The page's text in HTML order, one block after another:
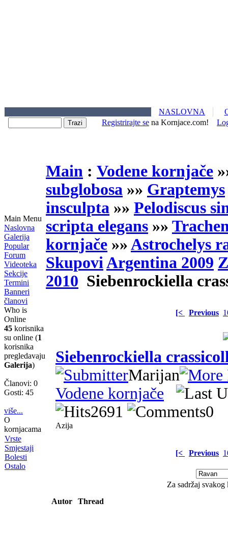
NASLOVNA
Registrirajte se na Kornjace.com!
Main Menu
Naslovna
Galerija
Popular
Forum
Videoteka
Sekcije
Termini
Banneri
članovi
Who is
Online
45 korisnika
su online (1
korisnika
pregledavaju
Galerija)
Članovi: 0
Gosti: 45
više...
O
kornjacama
Vrste
Smjestaji
Bolesti
Ostalo
Main : Vodene kornjače
subglobosa »» Graptemys
insculpta »» Pelodiscus
scripta elegans »»
kornjače »» Astrochelys
SkupoviArgentina 2009
2010 Siebenrockiella
[< Previous
Siebenrockiella
Marijan
Vodene kornjače
2691
0
Azija
[< Previous
Za sadržaj
Autor
Thread